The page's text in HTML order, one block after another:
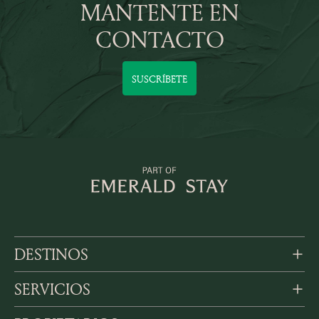
MANTENTE EN
CONTACTO
SUSCRÍBETE
DESTINOS
SERVICIOS